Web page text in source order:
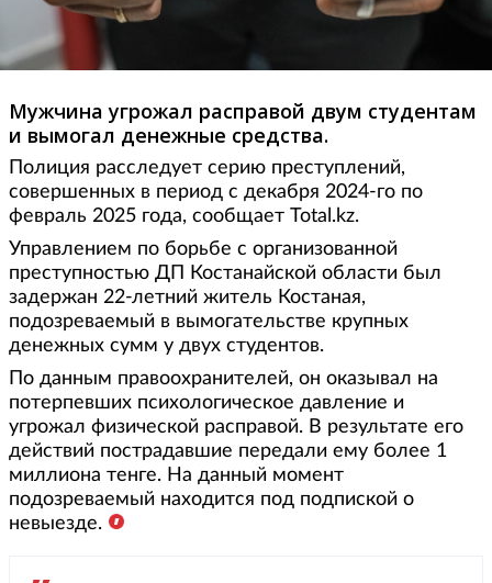
Мужчина угрожал расправой двум студентам
и вымогал денежные средства.
Полиция расследует серию преступлений,
совершенных в период с декабря 2024-го по
февраль 2025 года, сообщает Total.kz.
Управлением по борьбе с организованной
преступностью ДП Костанайской области был
задержан 22-летний житель Костаная,
подозреваемый в вымогательстве крупных
денежных сумм у двух студентов.
По данным правоохранителей, он оказывал на
потерпевших психологическое давление и
угрожал физической расправой. В результате его
действий пострадавшие передали ему более 1
миллиона тенге. На данный момент
подозреваемый находится под подпиской о
невыезде.